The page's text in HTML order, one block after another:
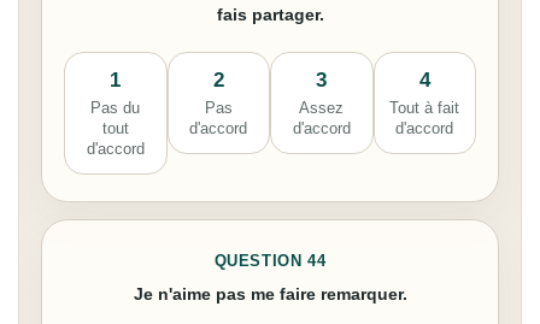
fais partager.
1
Pas du
tout
d'accord
2
Pas
d'accord
3
Assez
d'accord
4
Tout à fait
d'accord
QUESTION 44
Je n'aime pas me faire remarquer.